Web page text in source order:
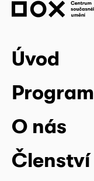
Úvod
Program
O nás
Členství